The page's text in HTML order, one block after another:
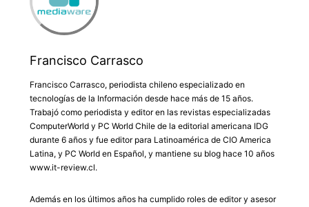
Francisco Carrasco
Francisco Carrasco, periodista chileno especializado en
tecnologías de la Información desde hace más de 15 años.
Trabajó como periodista y editor en las revistas especializadas
ComputerWorld y PC World Chile de la editorial americana IDG
durante 6 años y fue editor para Latinoamérica de CIO America
Latina, y PC World en Español, y mantiene su blog hace 10 años
www.it-review.cl.
Además en los últimos años ha cumplido roles de editor y asesor